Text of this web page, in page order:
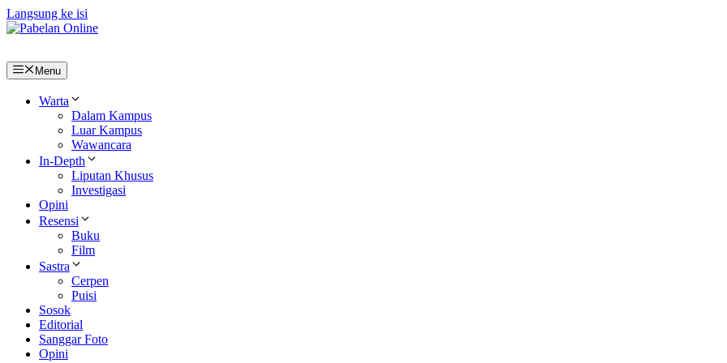
Langsung ke isi
Menu
Warta
Dalam Kampus
Luar Kampus
Wawancara
In-Depth
Liputan Khusus
Investigasi
Opini
Resensi
Buku
Film
Sastra
Cerpen
Puisi
Sosok
Editorial
Sanggar Foto
Opini